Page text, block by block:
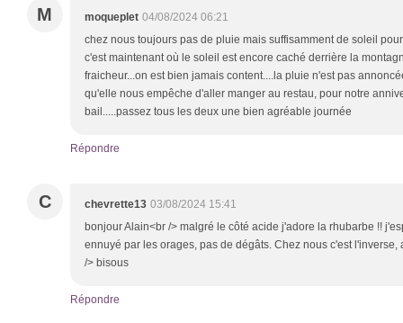
M moqueplet 04/08/2024 06:21
chez nous toujours pas de pluie mais suffisamment de soleil
c'est maintenant où le soleil est encore caché derrière la
fraicheur...on est bien jamais content....la pluie n'est pas
qu'elle nous empêche d'aller manger au restau, pour notre
bail.....passez tous les deux une bien agréable journée
Répondre
C chevrette13 03/08/2024 15:41
bonjour Alain<br /> malgré le côté acide j'adore la rhubarbe !!
ennuyé par les orages, pas de dégâts. Chez nous c'est
/> bisous
Répondre